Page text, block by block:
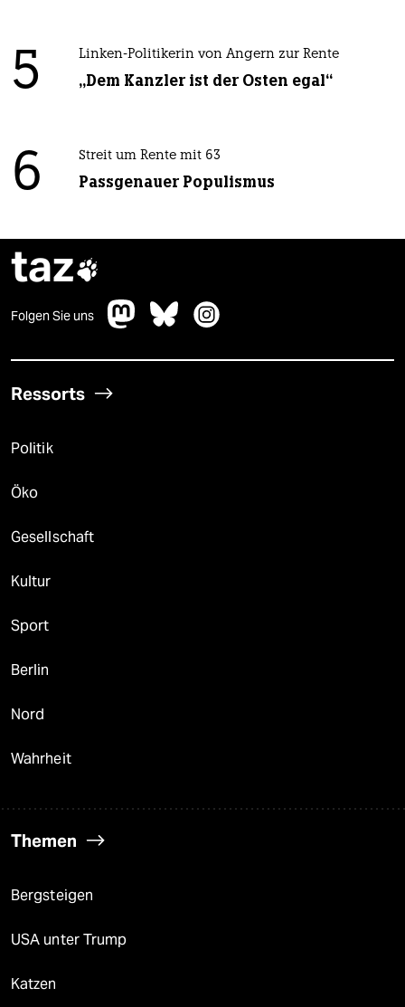
5 Linken-Politikerin von Angern zur Rente
„Dem Kanzler ist der Osten egal“
6 Streit um Rente mit 63
Passgenauer Populismus
taz
Folgen Sie uns
Ressorts
Politik
Öko
Gesellschaft
Kultur
Sport
Berlin
Nord
Wahrheit
Themen
Bergsteigen
USA unter Trump
Katzen